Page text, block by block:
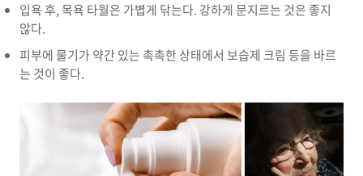
입욕 후, 목욕 타월은 가볍게 닦는다. 강하게 문지르는 것은 좋지
않다.
피부에 물기가 약간 있는 촉촉한 상태에서 보습제 크림 등을 바르
는 것이 좋다.